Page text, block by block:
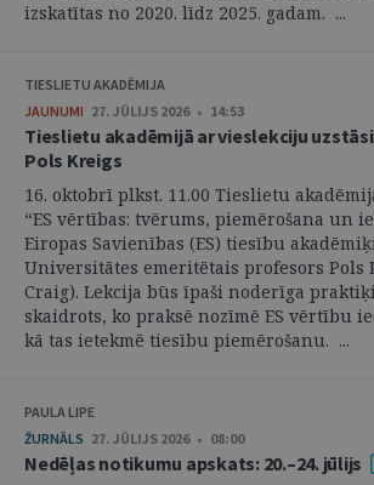
izskatītas no 2020. līdz 2025. gadam. ...
TIESLIETU AKADĒMIJA
JAUNUMI 27. JŪLIJS 2026 • 14:53
Tieslietu akadēmijā ar vieslekciju
Pols Kreigs
16. oktobrī plkst. 11.00 Tieslietu
“ES vērtības: tvērums, piemērošana un
Eiropas Savienības (ES) tiesību
Universitātes emeritētais profesors Pols
Craig). Lekcija būs īpaši noderīga
skaidrots, ko praksē nozīmē ES vērtību
kā tas ietekmē tiesību piemērošanu. ...
PAULA LIPE
ŽURNĀLS 27. JŪLIJS 2026 • 08:00
Nedēļas notikumu apskats: 20.–24. jūlijs